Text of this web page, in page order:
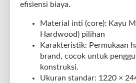
efisiensi biaya.
Material inti (core): Kayu
Hardwood) pilihan
Karakteristik: Permukaan
brand, cocok untuk
konstruksi.
Ukuran standar: 1220 ×